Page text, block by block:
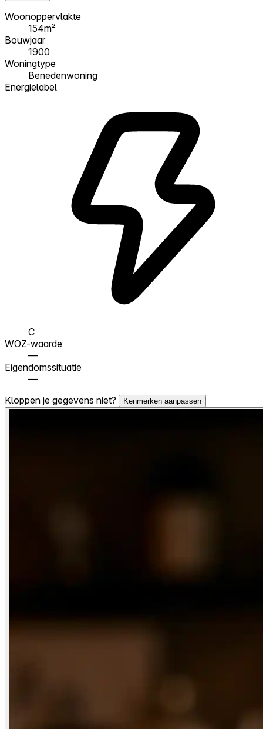
Woonoppervlakte
154m²
Bouwjaar
1900
Woningtype
Benedenwoning
Energielabel
C
WOZ-waarde
—
Eigendomssituatie
—
Kloppen je gegevens niet?
Kenmerken aanpassen